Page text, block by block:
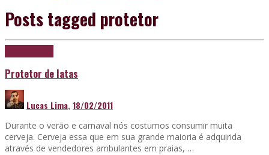
Posts tagged protetor
Protetor de latas
Lucas Lima,18/02/2011
Durante o verão e carnaval nós costumos consumir muita
cerveja. Cerveja essa que em sua grande maioria é adquirida
através de vendedores ambulantes em praias, …